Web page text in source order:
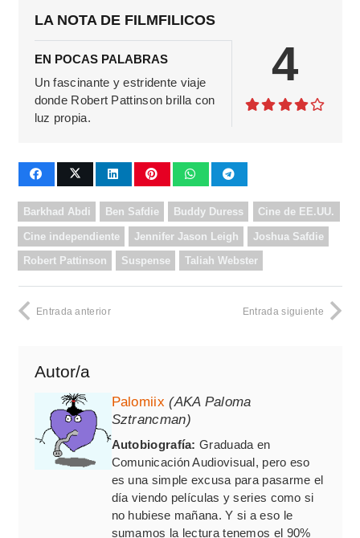
LA NOTA DE FILMFILICOS
EN POCAS PALABRAS
Un fascinante y estridente viaje
donde Robert Pattinson brilla con
luz propia.
4
Barkhad Abdi Ben Safdie Buddy Duress Cine de EE.UU.
Cine independiente Jennifer Jason Leigh Joshua Safdie
Robert Pattinson Suspense Taliah Webster
Entrada anterior Entrada siguiente
Autor/a
Palomiix (AKA Paloma
Sztrancman)
Autobiografía: Graduada en
Comunicación Audiovisual, pero eso
es una simple excusa para pasarme el
día viendo películas y series como si
no hubiese mañana. Y si a eso le
sumamos la lectura tenemos el 90%